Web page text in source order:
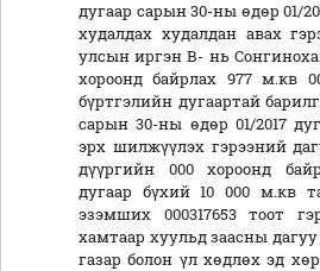
дугаар сарын 30-ны өдөр 01/
худалдах худалдан авах
улсын иргэн В- нь
хороонд байрлах 977 м.кв
бүртгэлийн дугаартай
сарын 30-ны өдөр 01/2017
эрх шилжүүлэх гэрээний
дүүргийн 000 хороонд
дугаар бүхий 10 000 м.кв
эзэмших 000317653 тоот
хамтаар хуульд заасны
газар болон үл хөдлөх эд